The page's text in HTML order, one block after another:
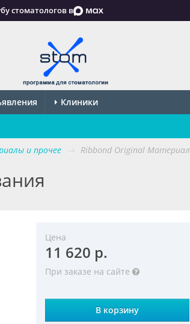
стоматологов в
Клиники
и прочее → Ribbond Original
Цена
11 620 р.
При заказе на сайте
В корзину